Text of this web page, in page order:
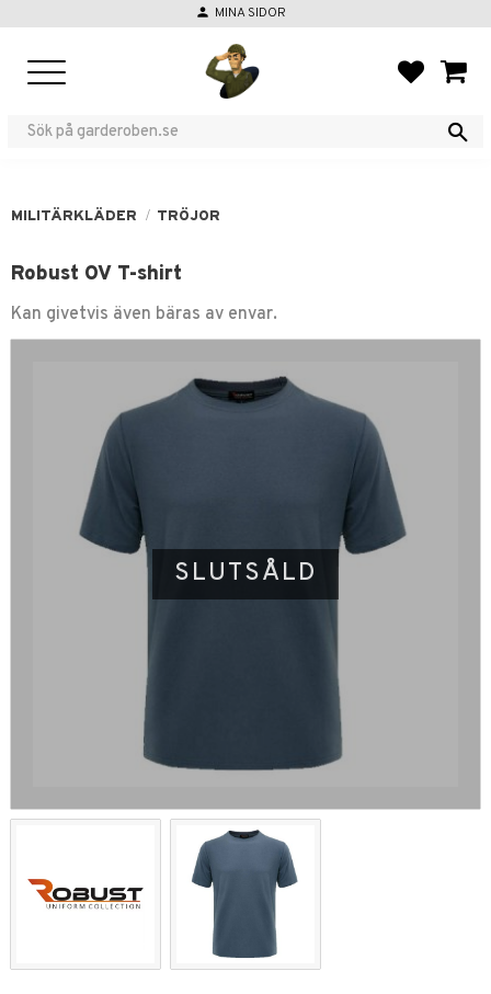
person MINA SIDOR
MILITÄRKLÄDER TRÖJOR
Robust OV T-shirt
Kan givetvis även bäras av envar.
SLUTSÅLD